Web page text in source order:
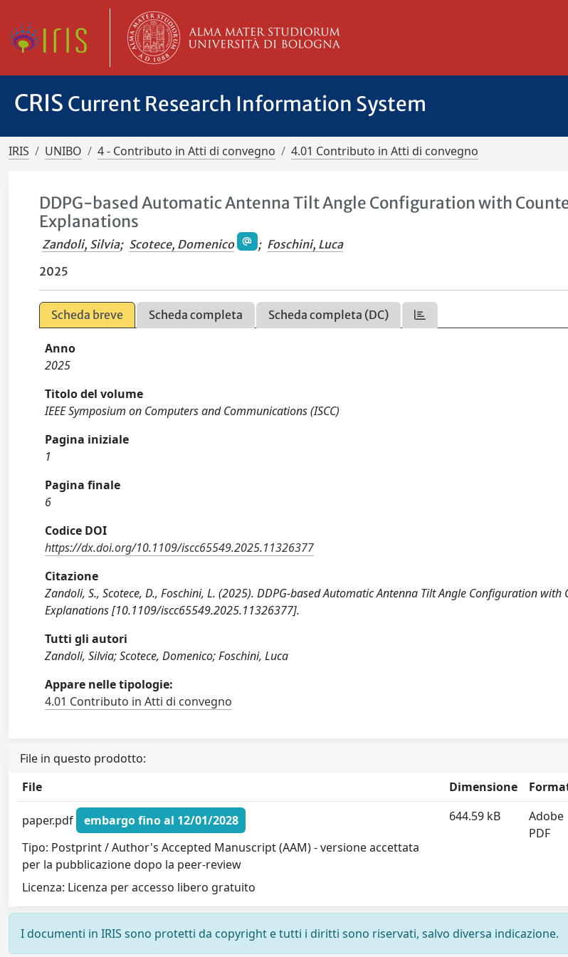
CRIS Current Research Information System
IRIS UNIBO 4 - Contributo in Atti di convegno 4.01 Contributo in Atti di convegno
DDPG-based Automatic Antenna Tilt Angle Configuration with
Explanations
Zandoli, Silvia; Scotece, Domenico ; Foschini, Luca
2025
Scheda breve Scheda completa Scheda completa (DC)
Anno
2025
Titolo del volume
IEEE Symposium on Computers and Communications (ISCC)
Pagina iniziale
1
Pagina finale
6
Codice DOI
https://dx.doi.org/10.1109/iscc65549.2025.11326377
Citazione
Zandoli, S., Scotece, D., Foschini, L. (2025). DDPG-based Automatic Antenna Tilt Angle Configuration with
Explanations [10.1109/iscc65549.2025.11326377].
Tutti gli autori
Zandoli, Silvia; Scotece, Domenico; Foschini, Luca
Appare nelle tipologie:
4.01 Contributo in Atti di convegno
File in questo prodotto:
File
Dimensione
paper.pdf
embargo fino al 12/01/2028
Tipo: Postprint / Author's Accepted Manuscript (AAM) - versione accettata
per la pubblicazione dopo la peer-review
Licenza: Licenza per accesso libero gratuito
644.59 kB
Adobe
PDF
I documenti in IRIS sono protetti da copyright e tutti i diritti sono riservati, salvo diversa indicazione.